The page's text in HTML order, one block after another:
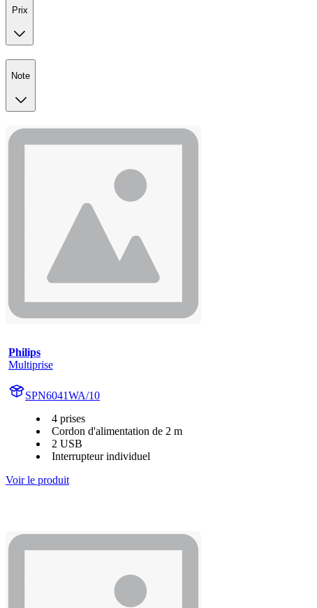
Prix
Note
Philips
Multiprise
SPN6041WA/10
4 prises
Cordon d'alimentation de 2 m
2 USB
Interrupteur individuel
Voir le produit